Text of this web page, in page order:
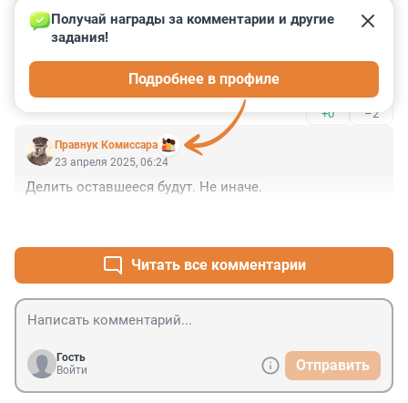
23 апреля 2025, 07:32
"запрет на вступление Киева в НАТО" - Зеленский же
сказал, что Конституция нерушима, а в ней записано
вступление в НАТО (хотя непостижимо, как можно в
конституцию государства включать обязательство
вступления в какие-либо международные
объединения). Правда, украинскую Конституцию уже
столько раз изменяли за эти годы, что пальцев не
хватит.
+0 –2
Правнук Комиссара
Получай награды за комментарии и другие
задания!
Подробнее в профиле
23 апреля 2025, 06:24
Делить оставшееся будут. Не иначе.
Читать все комментарии
Гость
Войти
Отправить